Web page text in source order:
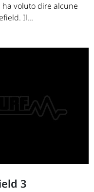
ha voluto dire alcune
Il...
3